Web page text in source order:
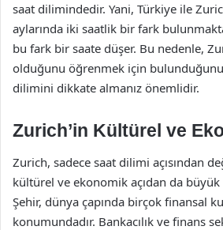
saat dilimindedir. Yani, Türkiye ile
aylarında iki saatlik bir fark
bu fark bir saate düşer. Bu nedenle,
olduğunu öğrenmek için
dilimini dikkate almanız önemlidir.
Zurich’in Kültürel ve
Zurich, sadece saat dilimi açısından
kültürel ve ekonomik açıdan da
Şehir, dünya çapında birçok finansal
konumundadır. Bankacılık ve finans